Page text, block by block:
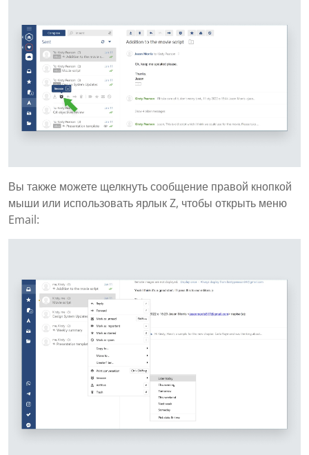
Вы также можете щелкнуть сообщение правой кнопкой
мыши или использовать ярлык Z, чтобы открыть меню
Email: